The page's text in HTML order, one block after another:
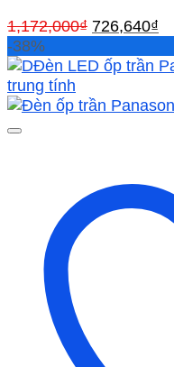
1,172,000₫ Giá
là:
726,640₫
tại
-38%